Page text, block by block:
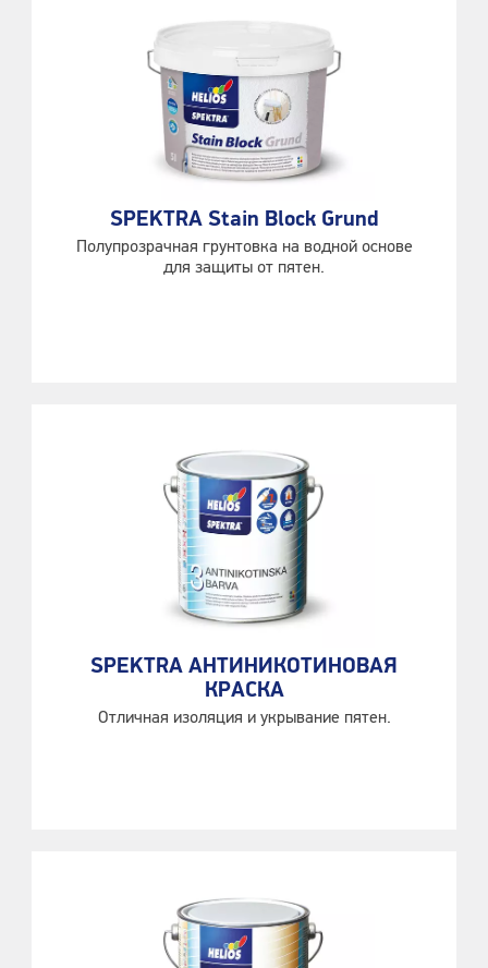
SPEKTRA Stain Block Grund
Полупрозрачная грунтовка на водной основе
для защиты от пятен.
SPEKTRA АНТИНИКОТИНОВАЯ
КРАСКА
Отличная изоляция и укрывание пятен.